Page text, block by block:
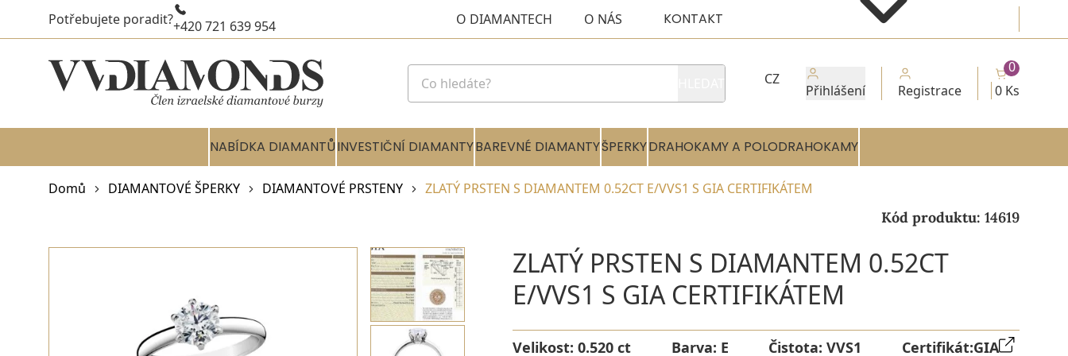
Potřebujete poradit?+420 721 639 954 O DIAMANTECH O NÁS KONTAKT
CZ
Přihlášení Registrace 0 Ks
0
NABÍDKA DIAMANTŮINVESTIČNÍ DIAMANTYBAREVNÉ DIAMANTYŠPERKYDRAHOKAMY A POLODRAHOKAMY
Domů DIAMANTOVÉ ŠPERKY DIAMANTOVÉ PRSTENY ZLATÝ PRSTEN S DIAMANTEM 0.52CT E/VVS1 S GIA CERTIFIKÁTEM
Kód produktu: 14619
ZLATÝ PRSTEN S DIAMANTEM 0.52CT
E/VVS1 S GIA CERTIFIKÁTEM
Velikost: 0.520 ct Barva: E Čistota:VVS1 Certifikát:GIA